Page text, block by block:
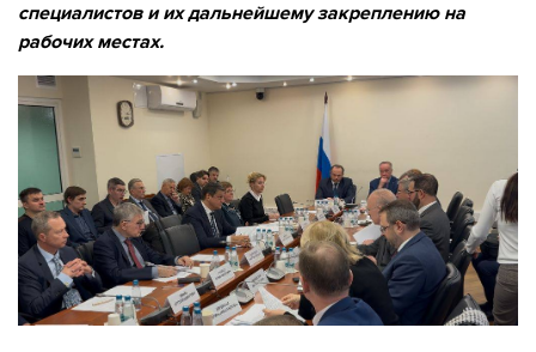
EVENTS
ABOUT KALIBR
INFORMATION FOR
RESIDENTS
Moscow, SVAO, Godovikova str., 9
Alekseyevskaya metro station
+7 (495) 280-17-17
+7 (495) 280-45-55
МЕРОПРИЯТИЯ
ИНФОРМАЦИЯ
ДЛЯ
РЕЗИДЕНТОВ
ЛИЧНЫЙ
КАБИНЕТ
+7
специалистов и их дальнейшему закреплению на
рабочих местах.